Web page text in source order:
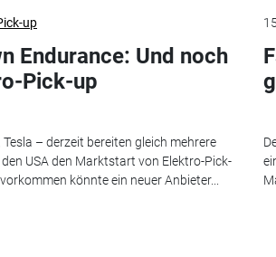
up
Endurance: Und noch
Pick-up
Tesla – derzeit bereiten gleich mehrere
USA den Marktstart von Elektro-Pick-
könnte ein neuer Anbieter...